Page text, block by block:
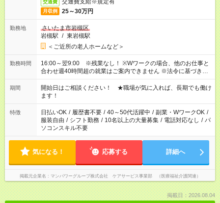
交通費 交通費支給※規定有
月収例 25～30万円
勤務地
さいたま市岩槻区
岩槻駅 / 東岩槻駅
＜ご近所の老人ホームなど＞
勤務時間
16:00～翌9:00 ※残業なし！ ※Wワークの場合、他のお仕事と
合わせ週40時間超の就業はご案内できません ※法令に基づき、
週20時間以上勤務は社会保険への加入対象となります ※労働者
派遣法（日雇い派遣の原則禁止）により、短時間・短期間の就
業はご案内が難しい場合があります
期間
開始日はご相談ください！ ★職場が気に入れば、長期でも働け
ます！
特徴 日払いOK / 履歴書不要 / 40～50代活躍中 / 副業・WワークOK /
服装自由 / シフト勤務 / 10名以上の大量募集 / 電話対応なし / パ
ソコンスキル不要
気になる！ 応募する 詳細へ
掲載元企業名 マンパワーグループ株式会社 ケアサービス事業部 （医療福祉介護関連）
掲載日：2026.08.04